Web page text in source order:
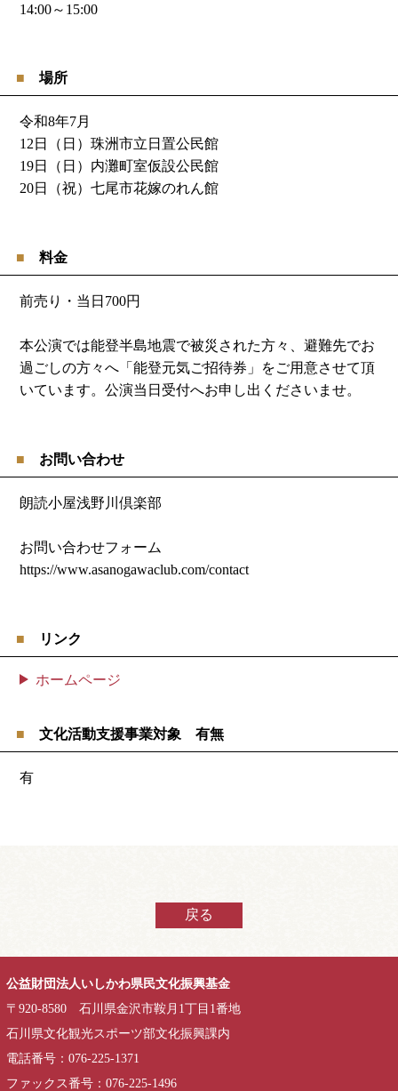
14:00～15:00
場所
令和8年7月
12日（日）珠洲市立日置公民館
19日（日）内灘町室仮設公民館
20日（祝）七尾市花嫁のれん館
料金
前売り・当日700円
本公演では能登半島地震で被災された方々、避難先でお
過ごしの方々へ「能登元気ご招待券」をご用意させて頂
いています。公演当日受付へお申し出くださいませ。
お問い合わせ
朗読小屋浅野川倶楽部
お問い合わせフォーム
https://www.asanogawaclub.com/contact
リンク
ホームページ
文化活動支援事業対象 有無
有
戻る
公益財団法人いしかわ県民文化振興基金
〒920-8580 石川県金沢市鞍月1丁目1番地
石川県文化観光スポーツ部文化振興課内
電話番号：076-225-1371
ファックス番号：076-225-1496